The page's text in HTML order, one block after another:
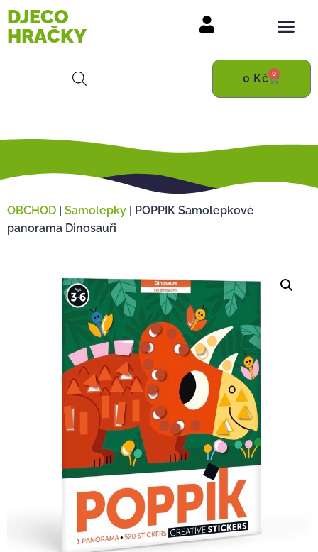
DJECO
HRAČKY
0 Kč 0
OBCHOD | Samolepky | POPPIK Samolepkové
panorama Dinosauři